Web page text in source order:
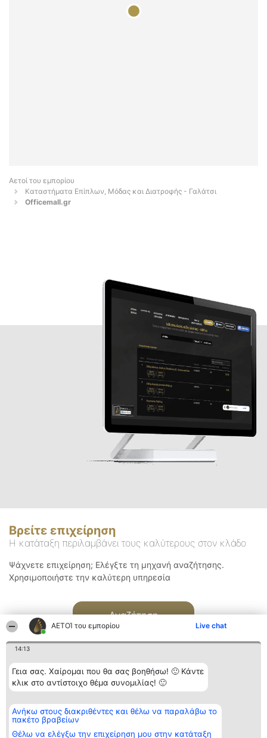
ΑΕΤΟΊ του εμπορίου Live chat
14:13
Γεια σας. Χαίρομαι που θα σας βοηθήσω! 🙂 Κάντε
κλικ στο αντίστοιχο θέμα συνομιλίας! 🙂
Ανήκω στους διακριθέντες και θέλω να παραλάβω το
πακέτο βραβείων
Θέλω να ελέγξω την επιχείρηση μου στην κατάταξη
Αετοί του εμπορίου
Καταστήματα Επίπλων, Μόδας και Διατροφής - Γαλάτσι
Officemall.gr
Βρείτε επιχείρηση
Η κατάταξη περιλαμβάνει τους καλύτερους στον κλάδο
Ψάχνετε επιχείρηση; Ελέγξτε τη μηχανή αναζήτησης.
Χρησιμοποιήστε την καλύτερη υπηρεσία
Αναζήτηση
Διοργανωτής της
κατάταξης
BEAUTIFUL COMPANY
Κατάταξη
Διακριθέντες
των
Επικοινωνία
Επικοινωνία